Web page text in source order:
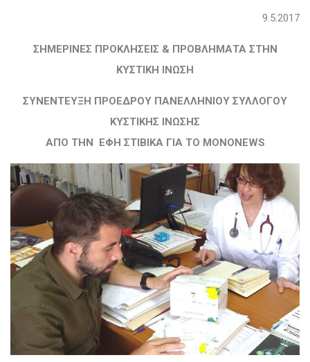
9.5.2017
ΣΗΜΕΡΙΝΕΣ ΠΡΟΚΛΗΣΕΙΣ & ΠΡΟΒΛΗΜΑΤΑ ΣΤΗΝ
ΚΥΣΤΙΚΗ ΙΝΩΣΗ
ΣΥΝΕΝΤΕΥΞΗ ΠΡΟΕΔΡΟΥ ΠΑΝΕΛΛΗΝΙΟΥ ΣΥΛΛΟΓΟΥ
ΚΥΣΤΙΚΗΣ ΙΝΩΣΗΣ
ΑΠΟ ΤΗΝ ΕΦΗ ΣΤΙΒΙΚΑ ΓΙΑ ΤΟ MONONEWS